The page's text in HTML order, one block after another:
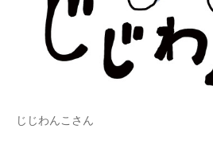
じじわんこさん